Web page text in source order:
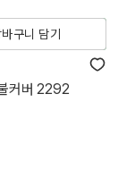
구니 담기
커버 2292